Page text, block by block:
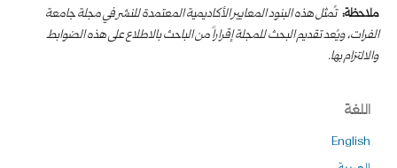
ملاحظة: تُمثل هذه البنود المعايير الأكاديمية المعتمدة للنشر في مجلة جامعة
الفرات، ويُعد تقديم البحث للمجلة إقراراً من الباحث بالاطلاع على هذه الضوابط
والالتزام بها.
اللغة
English